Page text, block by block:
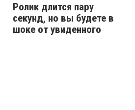
Ролик длится пару
секунд, но вы будете в
шоке от увиденного